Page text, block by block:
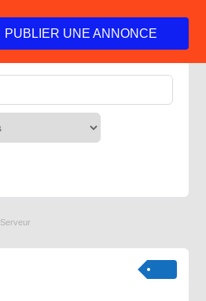
PUBLIER UNE ANNONCE
Serveur